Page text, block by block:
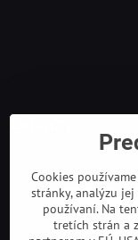
Cookies
stránky, analýzu
používaní. Na
tretích strán a